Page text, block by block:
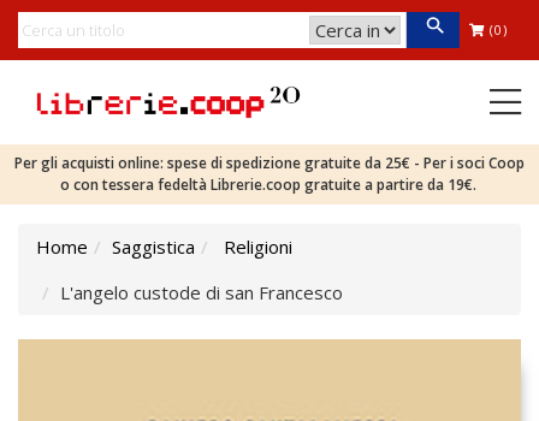
(0)
Per gli acquisti online: spese di spedizione gratuite da 25€ - Per i soci Coop
o con tessera fedeltà Librerie.coop gratuite a partire da 19€.
Home Saggistica
Religioni
L'angelo custode di san Francesco